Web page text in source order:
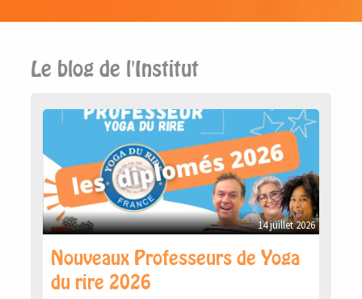
Le blog de l'Institut
14 juillet 2026
Nouveaux Professeurs de Yoga
du rire 2026